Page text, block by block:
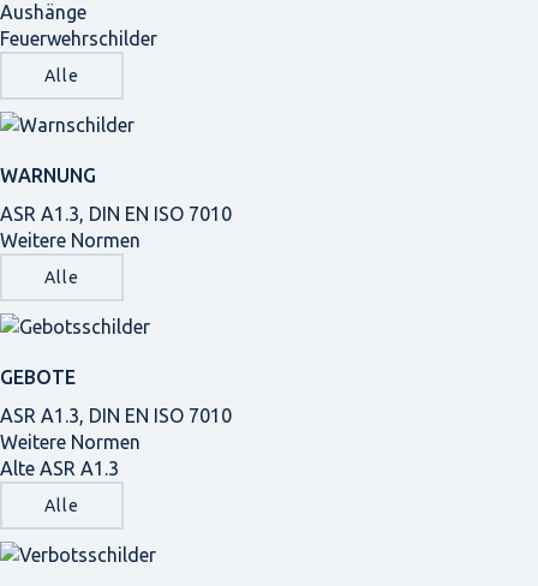
Aushänge
Feuerwehrschilder
Alle
WARNUNG
ASR A1.3, DIN EN ISO 7010
Weitere Normen
Alle
GEBOTE
ASR A1.3, DIN EN ISO 7010
Weitere Normen
Alte ASR A1.3
Alle